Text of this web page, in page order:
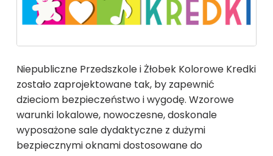
Niepubliczne Przedszkole i Żłobek Kolorowe Kredki
zostało zaprojektowane tak, by zapewnić
dzieciom bezpieczeństwo i wygodę. Wzorowe
warunki lokalowe, nowoczesne, doskonale
wyposażone sale dydaktyczne z dużymi
bezpiecznymi oknami dostosowane do